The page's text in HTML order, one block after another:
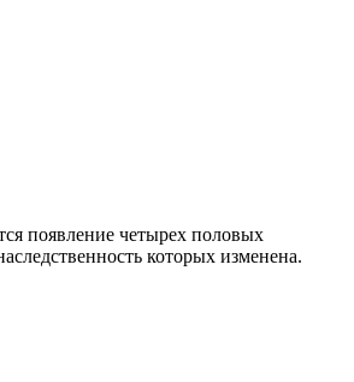
появление четырех половых
которых изменена.